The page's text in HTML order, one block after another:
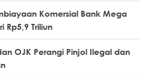
Komersial Bank Mega
Rp5,9 Triliun
OJK Perangi Pinjol Ilegal dan